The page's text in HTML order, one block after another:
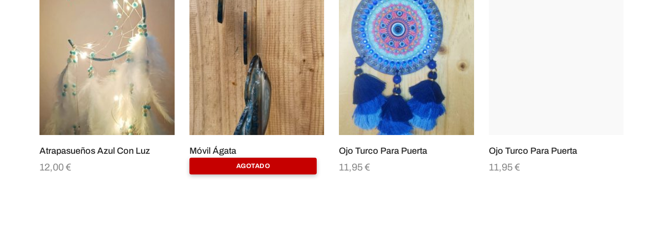
Atrapasueños Azul Con Luz
12,00€ AGOTADO
Móvil Ágata Ojo Turco Para Puerta
11,95€
Ojo Turco Para Puerta
11,95€